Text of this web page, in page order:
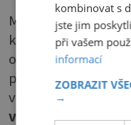
Můžete malovat
krajinu, zátiší,
osobnosti, auta,
pop-art, znamení
vytvořit obraz pro
vlastní fotografie
kombinovat s
jste jim
při vašem
informací
ZOBRAZIT
→